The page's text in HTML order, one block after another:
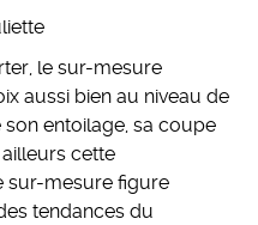
le sur-mesure
aussi bien au niveau de
entoilage, sa coupe
ailleurs cette
sur-mesure figure
tendances du